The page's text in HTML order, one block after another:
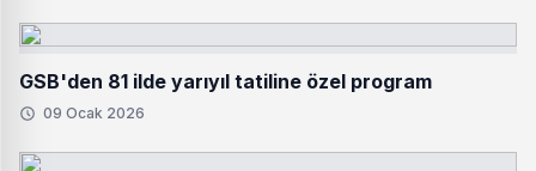
GSB'den 81 ilde yarıyıl tatiline özel program
09 Ocak 2026